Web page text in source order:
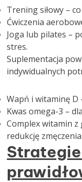
Trening siłowy –
Ćwiczenia
Joga lub pilates –
stres.
Suplementacja
indywidualnych
Wapń i witaminę D
Kwas omega-3 –
Complex witamin
redukcję zmęczenia.